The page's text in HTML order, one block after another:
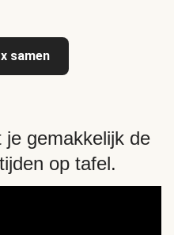
samen
gemakkelijk de
op tafel.